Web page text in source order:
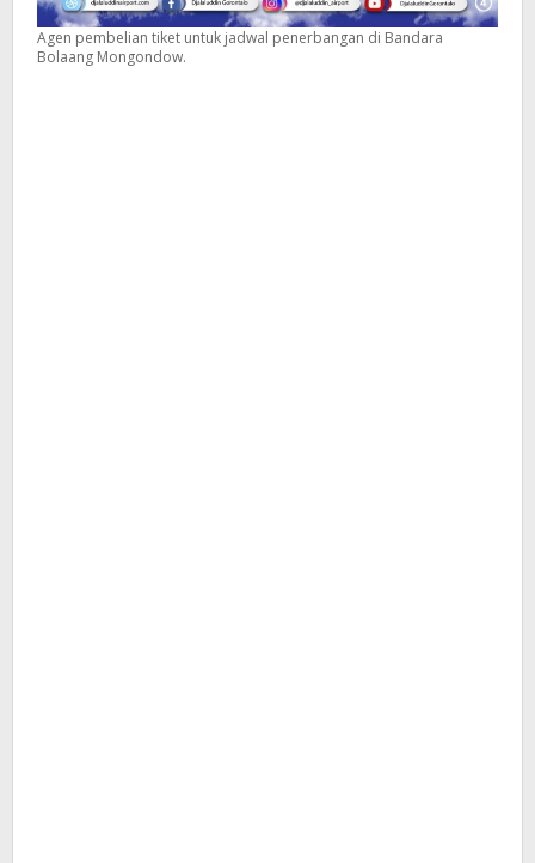
Agen pembelian tiket untuk jadwal penerbangan di Bandara
Bolaang Mongondow.